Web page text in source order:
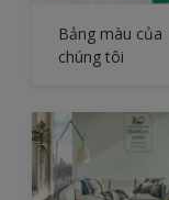
Bảng màu của
chúng tôi